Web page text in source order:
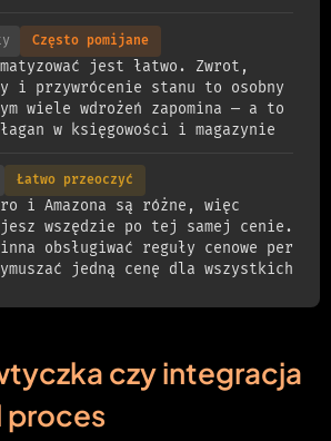
jest łatwo. Zwrot,
i przywrócenie stanu to osobny
wiele wdrożeń zapomina — a to
w księgowości i magazynie
Często pomijane
i Amazona są różne, więc
wszędzie po tej samej cenie.
obsługiwać reguły cenowe per
jedną cenę dla wszystkich
Łatwo przeoczyć
czy integracja
proces